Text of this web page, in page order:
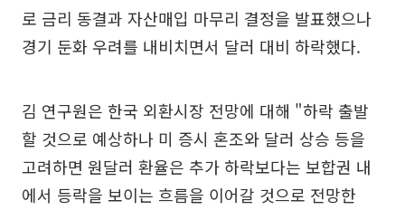
로 금리 동결과 자산매입 마무리 결정을 발표했으나
경기 둔화 우려를 내비치면서 달러 대비 하락했다.
김 연구원은 한국 외환시장 전망에 대해 "하락 출발
할 것으로 예상하나 미 증시 혼조와 달러 상승 등을
고려하면 원달러 환율은 추가 하락보다는 보합권 내
에서 등락을 보이는 흐름을 이어갈 것으로 전망한